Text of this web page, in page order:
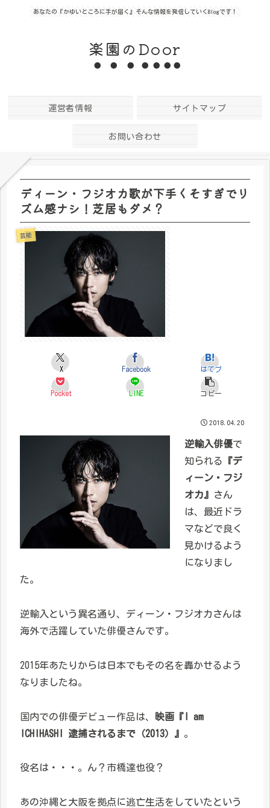
あなたの『かゆいところに手が届く』そんな情報を発信していくBlogです！
楽園のDoor
運営者情報 サイトマップ
お問い合わせ
ディーン・フジオカ歌が下手くそすぎでリ
ズム感ナシ！芝居もダメ？
芸能
X Facebook はてブ
Pocket LINE コピー
2018.04.20
逆輸入俳優で
知られる
『デ
ィーン・フジ
オカ』
さん
は、最近ドラ
マなどで良く
見かけるよう
になりまし
た。
逆輸入という異名通り、ディーン・フジオカさんは
海外で活躍していた俳優さんです。
2015年あたりからは日本でもその名を轟かせるよう
なりましたね。
国内での俳優デビュー作品は、
映画『I am
ICHIHASHI 逮捕されるまで（2013）』 。
役名は・・・。ん？市橋達也役？
あの沖縄と大阪を拠点に逃亡生活をしていたという